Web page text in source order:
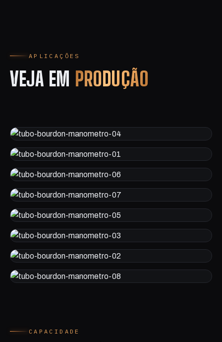
APLICAÇÕES
VEJA EM PRODUÇÃO
CAPACIDADE